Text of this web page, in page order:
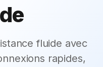
fluide avec
rapides,